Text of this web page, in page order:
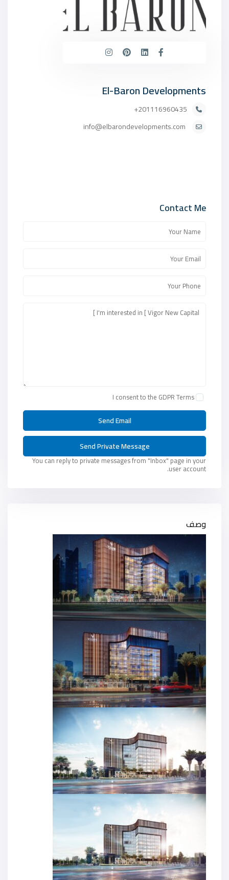
وصف
El-Baron Developments
201116960435+
info@elbarondevelopments.com
Contact Me
I consent to the GDPR Terms
You can reply to private messages from "Inbox" page in your
user account.